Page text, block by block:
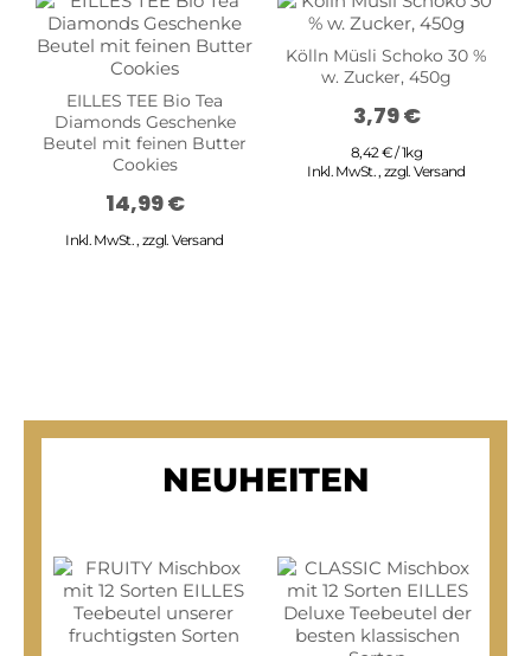
EILLES TEE Bio Tea
Diamonds Geschenke
Beutel mit feinen Butter
Cookies
14,99 €
Inkl. MwSt.,zzgl.Versand
Kölln Müsli Schoko 30 %
w. Zucker, 450g
3,79 €
8,42 € / 1kg
Inkl. MwSt.,zzgl.Versand
NEUHEITEN